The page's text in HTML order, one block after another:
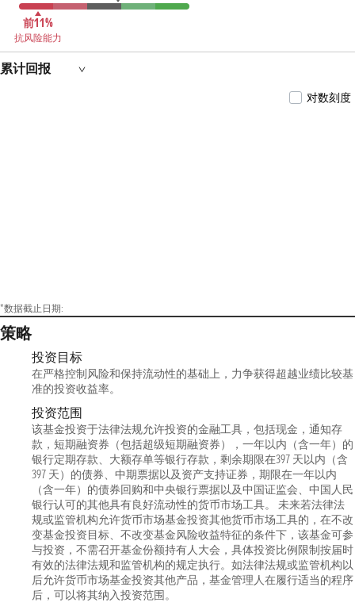
11月至2021年08月担任鹏华弘泽灵活配置混合型证
券投资基金基金经理, 2018年12月至2021年10月担任
鹏华弘康灵活配置混合型证券投资基金基金经理,
场基金基金经理, 2019年10月至今担任鹏华稳利短债
债券型证券投资基金基金经理, 2020年06月至2021年
置混合型证券投资基金基金经理, 2023年03月至今担
任鹏华稳福中短债债券型证券投资基金基金经理,
2023年05月至今担任鹏华盈余宝货币市场基金基金
经理,叶朝明先生具备基金从业资格。
前11%
抗风险能力
累计回报
对数刻度
*数据截止日期:
策略
投资目标
在严格控制风险和保持流动性的基础上，力争获得超越业绩比较基
准的投资收益率。
投资范围
该基金投资于法律法规允许投资的金融工具，包括现金，通知存
款，短期融资券（包括超级短期融资券），一年以内（含一年）的
银行定期存款、大额存单等银行存款，剩余期限在397 天以内（含
397 天）的债券、中期票据以及资产支持证券，期限在一年以内
（含一年）的债券回购和中央银行票据以及中国证监会、中国人民
银行认可的其他具有良好流动性的货币市场工具。 未来若法律法
规或监管机构允许货币市场基金投资其他货币市场工具的，在不改
变基金投资目标、不改变基金风险收益特征的条件下，该基金可参
与投资，不需召开基金份额持有人大会，具体投资比例限制按届时
有效的法律法规和监管机构的规定执行。如法律法规或监管机构以
后允许货币市场基金投资其他产品，基金管理人在履行适当的程序
后，可以将其纳入投资范围。